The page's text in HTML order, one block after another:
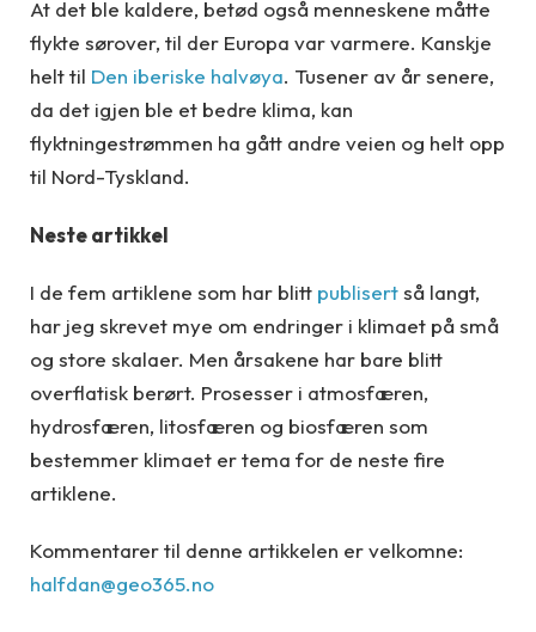
At det ble kaldere, betød også menneskene måtte
flykte sørover, til der Europa var varmere. Kanskje
helt til Den iberiske halvøya. Tusener av år senere,
da det igjen ble et bedre klima, kan
flyktningestrømmen ha gått andre veien og helt opp
til Nord-Tyskland.
Neste artikkel
I de fem artiklene som har blitt publisertså langt,
har jeg skrevet mye om endringer i klimaet på små
og store skalaer. Men årsakene har bare blitt
overflatisk berørt. Prosesser i atmosfæren,
hydrosfæren, litosfæren og biosfæren som
bestemmer klimaet er tema for de neste fire
artiklene.
Kommentarer til denne artikkelen er velkomne:
halfdan@geo365.no